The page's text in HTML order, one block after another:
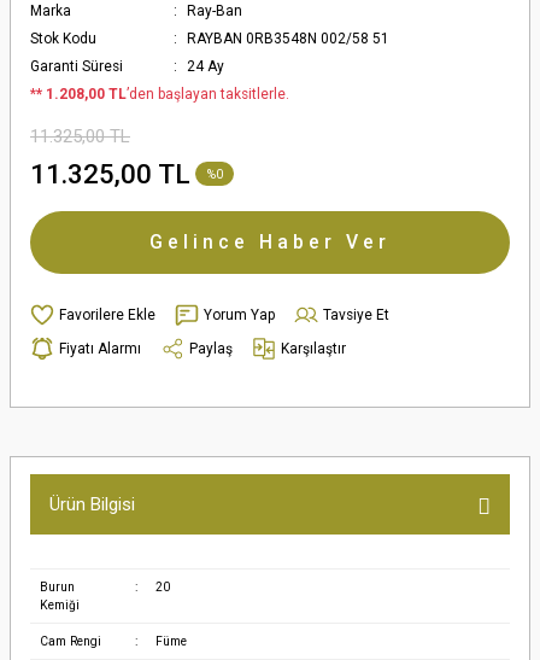
Marka
Ray-Ban
Stok Kodu
RAYBAN 0RB3548N 002/58 51
Garanti Süresi
24 Ay
** 1.208,00 TL’den başlayan taksitlerle.
11.325,00 TL
11.325,00 TL %0
Gelince Haber Ver
Yorum Yap
Tavsiye Et
Fiyatı Alarmı
Paylaş Karşılaştır
Ürün Bilgisi
Burun
Kemiği
: 20
Cam Rengi : Füme